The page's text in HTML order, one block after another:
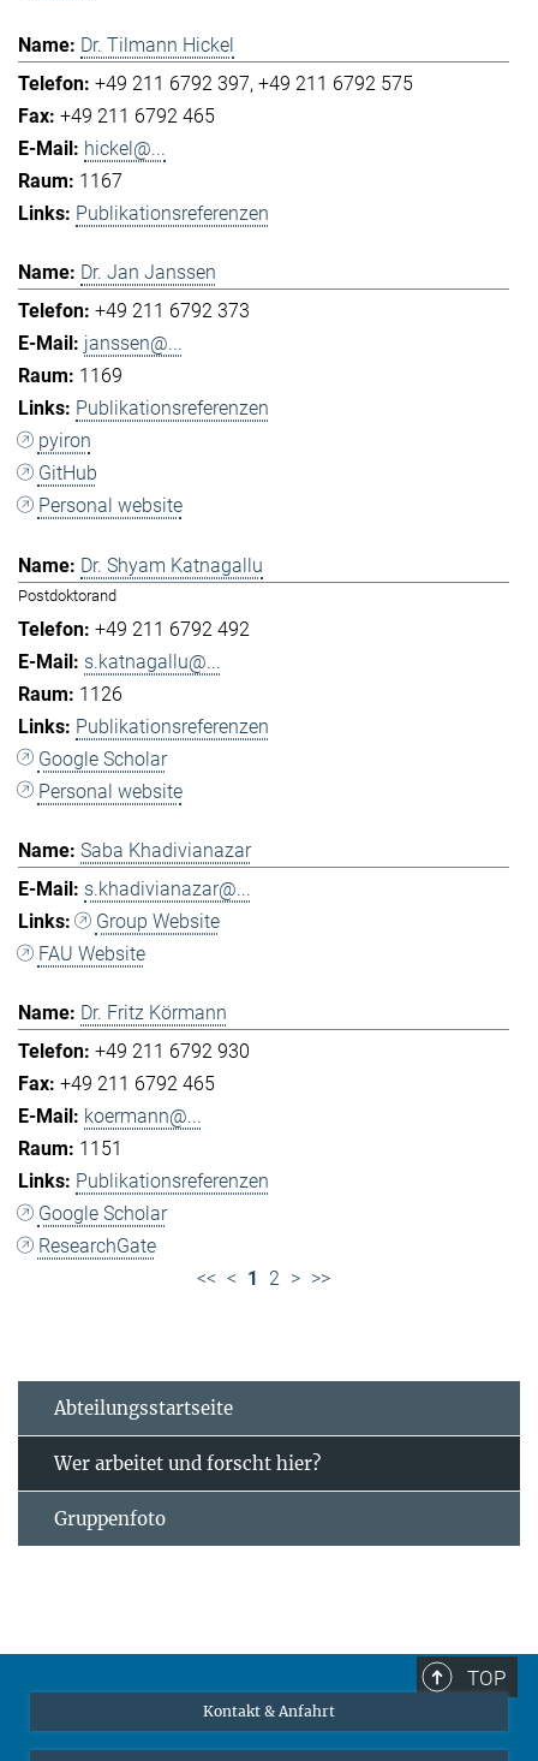
Dr. Tilmann Hickel
+49 211 6792 397 +49 211 6792 575
+49 211 6792 465
hickel@...
1167
Publikationsreferenzen
Dr. Jan Janssen
+49 211 6792 373
janssen@...
1169
Publikationsreferenzen
pyiron
GitHub
Personal website
Dr. Shyam Katnagallu
Postdoktorand
+49 211 6792 492
s.katnagallu@...
1126
Publikationsreferenzen
Google Scholar
Personal website
Saba Khadivianazar
s.khadivianazar@...
Group Website
FAU Website
Dr. Fritz Körmann
+49 211 6792 930
+49 211 6792 465
koermann@...
1151
Publikationsreferenzen
Google Scholar
ResearchGate
<< < 1 2 > >>
Abteilungsstartseite
Wer arbeitet und forscht hier?
Gruppenfoto
TOP
Kontakt & Anfahrt